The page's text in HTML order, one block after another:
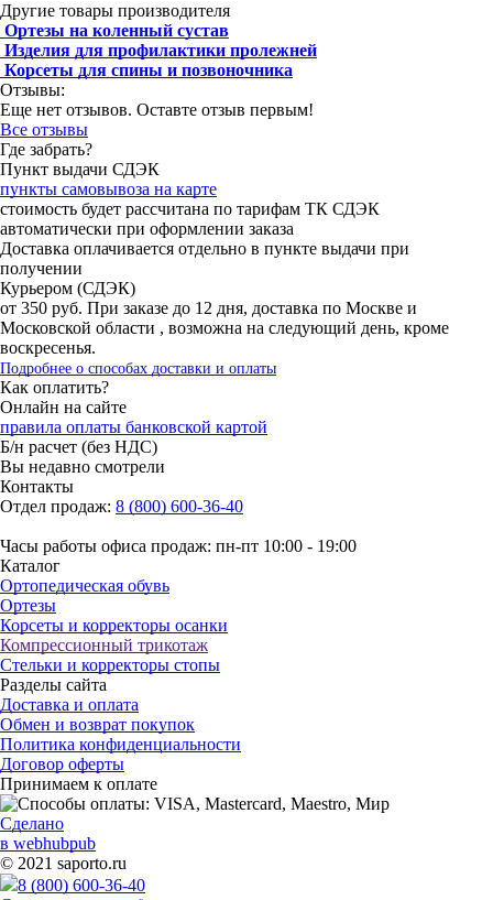
Другие товары производителя
Ортезы на коленный сустав
Изделия для профилактики пролежней
Корсеты для спины и позвоночника
Отзывы:
Еще нет отзывов. Оставте отзыв первым!
Все отзывы
Где забрать?
Пункт выдачи СДЭК
пункты самовывоза на карте
стоимость будет рассчитана по тарифам ТК СДЭК
автоматически при оформлении заказа
Доставка оплачивается отдельно в пункте выдачи при
получении
Курьером (СДЭК)
от 350 руб. При заказе до 12 дня, доставка по Москве и
Московской области , возможна на следующий день, кроме
воскресенья.
Подробнее о способах доставки и оплаты
Как оплатить?
Онлайн на сайте
правила оплаты банковской картой
Б/н расчет (без НДС)
Вы недавно смотрели
Контакты
Отдел продаж: 8 (800) 600-36-40
Часы работы офиса продаж: пн-пт 10:00 - 19:00
Каталог
Ортопедическая обувь
Ортезы
Корсеты и корректоры осанки
Компрессионный трикотаж
Стельки и корректоры стопы
Разделы сайта
Доставка и оплата
Обмен и возврат покупок
Политика конфиденциальности
Договор оферты
Принимаем к оплате
Сделано
в webhubpub
© 2021 saporto.ru
8 (800) 600-36-40